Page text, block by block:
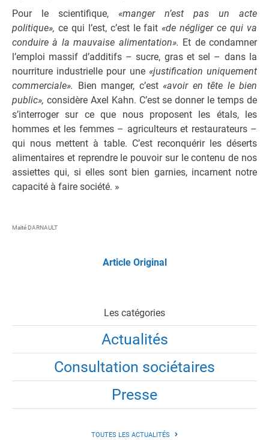
Pour le scientifique, «manger n’est pas un acte
politique», ce qui l’est, c’est le fait «de négliger ce qui va
conduire à la mauvaise alimentation». Et de condamner
l’emploi massif d’additifs – sucre, gras et sel – dans la
nourriture industrielle pour une «justification uniquement
commerciale». Bien manger, c’est «avoir en tête le bien
public», considère Axel Kahn. C’est se donner le temps de
s’interroger sur ce que nous proposent les étals, les
hommes et les femmes – agriculteurs et restaurateurs –
qui nous mettent à table. C’est reconquérir les déserts
alimentaires et reprendre le pouvoir sur le contenu de nos
assiettes qui, si elles sont bien garnies, incarnent notre
capacité à faire société. »
Maïté DARNAULT
Article Original
Les catégories
Actualités
Consultation sociétaires
Presse
TOUTES LES ACTUALITÉS